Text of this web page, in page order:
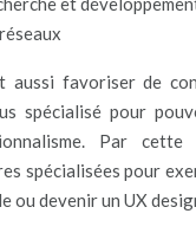
aussi favoriser de
spécialisé pour
Par
spécialisées pour
ou devenir un UX